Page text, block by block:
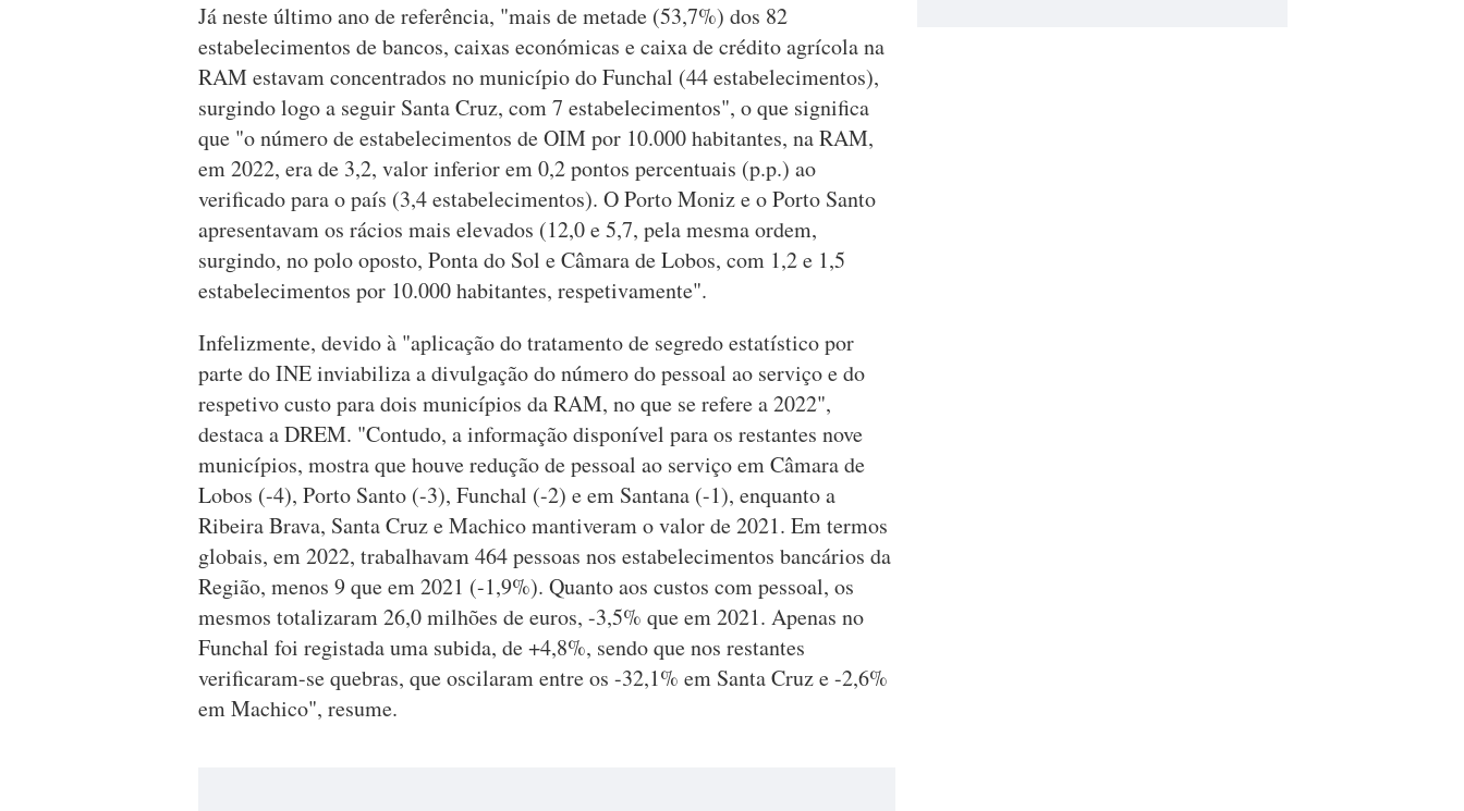
Já neste último ano de referência, "mais de metade (53,7%) dos 82
estabelecimentos de bancos, caixas económicas e caixa de crédito agrícola na
RAM estavam concentrados no município do Funchal (44 estabelecimentos),
surgindo logo a seguir Santa Cruz, com 7 estabelecimentos", o que significa
que "o número de estabelecimentos de OIM por 10.000 habitantes, na RAM,
em 2022, era de 3,2, valor inferior em 0,2 pontos percentuais (p.p.) ao
verificado para o país (3,4 estabelecimentos). O Porto Moniz e o Porto Santo
apresentavam os rácios mais elevados (12,0 e 5,7, pela mesma ordem,
surgindo, no polo oposto, Ponta do Sol e Câmara de Lobos, com 1,2 e 1,5
estabelecimentos por 10.000 habitantes, respetivamente".
Infelizmente, devido à "aplicação do tratamento de segredo estatístico por
parte do INE inviabiliza a divulgação do número do pessoal ao serviço e do
respetivo custo para dois municípios da RAM, no que se refere a 2022",
destaca a DREM. "Contudo, a informação disponível para os restantes nove
municípios, mostra que houve redução de pessoal ao serviço em Câmara de
Lobos (-4), Porto Santo (-3), Funchal (-2) e em Santana (-1), enquanto a
Ribeira Brava, Santa Cruz e Machico mantiveram o valor de 2021. Em termos
globais, em 2022, trabalhavam 464 pessoas nos estabelecimentos bancários da
Região, menos 9 que em 2021 (-1,9%). Quanto aos custos com pessoal, os
mesmos totalizaram 26,0 milhões de euros, -3,5% que em 2021. Apenas no
Funchal foi registada uma subida, de +4,8%, sendo que nos restantes
verificaram-se quebras, que oscilaram entre os -32,1% em Santa Cruz e -2,6%
em Machico", resume.